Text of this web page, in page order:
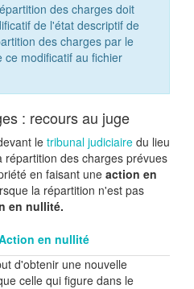
des charges doit
de l'état descriptif de
des charges par le
ce modificatif au fichier
: recours au juge
le tribunal judiciaire du lieu
des charges prévues
en faisant une action en
la répartition n'est pas
en nullité.
en nullité
d'obtenir une nouvelle
celle qui figure dans le